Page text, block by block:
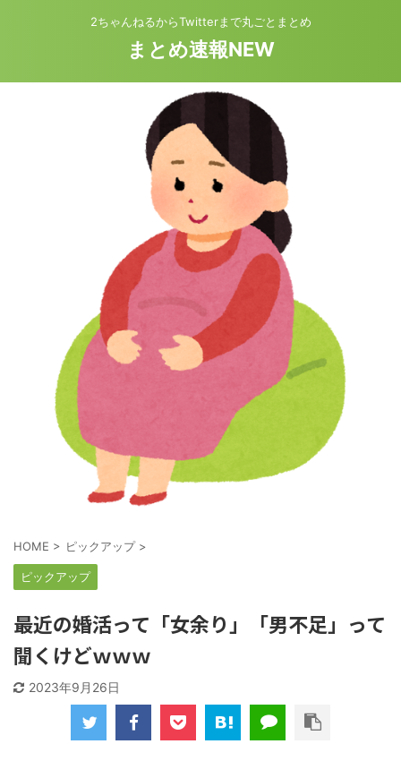
2ちゃんねるからTwitterまで丸ごとまとめ
まとめ速報NEW
HOME > ピックアップ >
ピックアップ
最近の婚活って「女余り」「男不足」って
聞くけどｗｗｗ
2023年9月26日